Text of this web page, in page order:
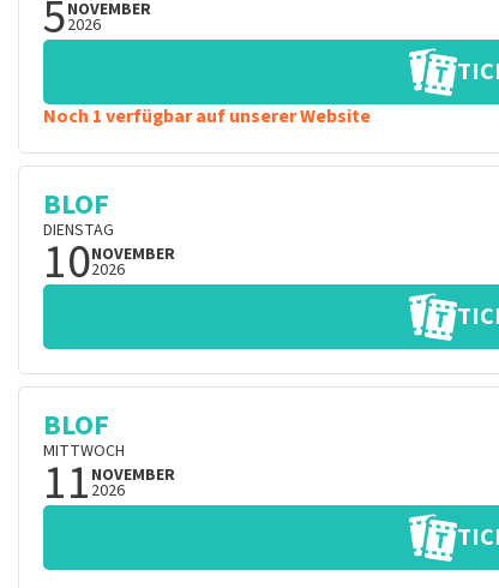
5NOVEMBER
2026
Noch 1 verfügbar auf unserer Website
BLOF
DIENSTAG
10NOVEMBER
2026
BLOF
MITTWOCH
11 NOVEMBER
2026